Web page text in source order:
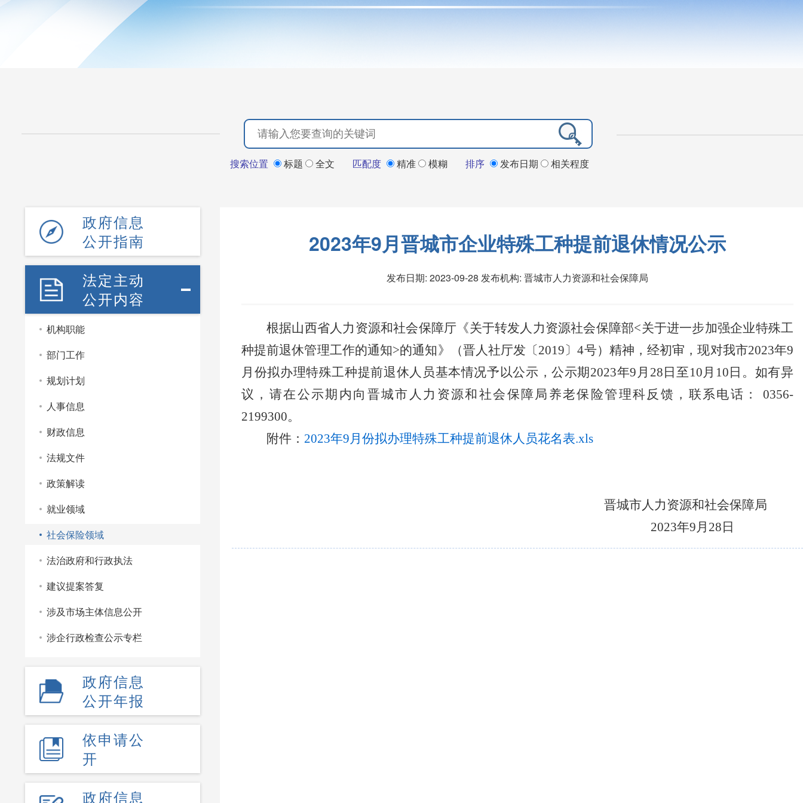
搜索位置 标题 全文 匹配度 精准 模糊 排序 发布日期 相关程度
政府信息
公开指南
法定主动
公开内容
机构职能
部门工作
规划计划
人事信息
财政信息
法规文件
政策解读
就业领域
社会保险领域
法治政府和行政执法
建议提案答复
涉及市场主体信息公开
涉企行政检查公示专栏
政府信息
公开年报
依申请公
开
政府信息
2023年9月晋城市企业特殊工种提前退休情况公示
发布日期: 2023-09-28 发布机构: 晋城市人力资源和社会保障局
根据山西省人力资源和社会保障厅《关于转发人力资源社会保障部<关于进一步加强企业特殊工
种提前退休管理工作的通知>的通知》（晋人社厅发〔2019〕4号）精神，经初审，现对我市2023年9
月份拟办理特殊工种提前退休人员基本情况予以公示，公示期2023年9月28日至10月10日。如有异
议，请在公示期内向晋城市人力资源和社会保障局养老保险管理科反馈，联系电话： 0356-
2199300。
附件： 2023年9月份拟办理特殊工种提前退休人员花名表.xls
晋城市人力资源和社会保障局
2023年9月28日